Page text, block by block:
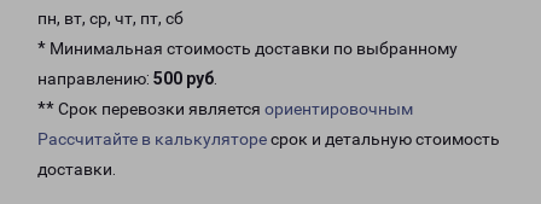
пн, вт, ср, чт, пт, сб
* Минимальная стоимость доставки по выбранному
направлению: 500 руб.
** Срок перевозки является ориентировочным
Рассчитайте в калькуляторесрок и детальную стоимость
доставки.